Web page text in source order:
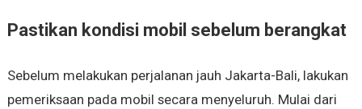
Pastikan kondisi mobil sebelum berangkat
Sebelum melakukan perjalanan jauh Jakarta-Bali, lakukan
pemeriksaan pada mobil secara menyeluruh. Mulai dari